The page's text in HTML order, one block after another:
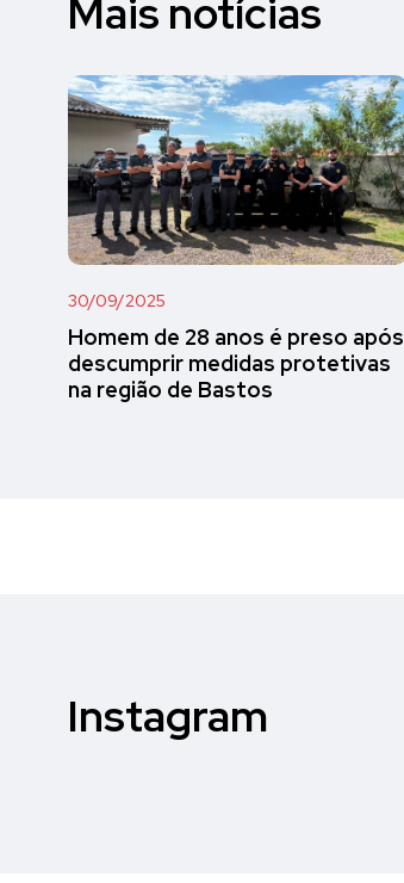
Mais notícias
30/09/2025
Homem de 28 anos é preso após
descumprir medidas protetivas
na região de Bastos
Instagram